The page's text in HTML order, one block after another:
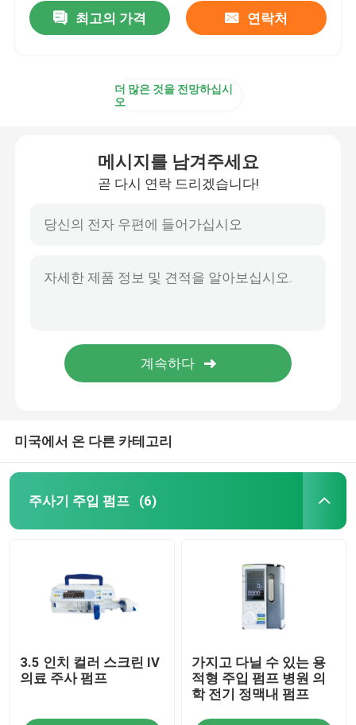
최고의 가격 연락처
더 많은 것을 전망하십시
오
메시지를 남겨주세요
곧 다시 연락 드리겠습니다!
미국에서 온 다른 카테고리
주사기 주입 펌프 (6)
3.5 인치 컬러 스크린 IV
의료 주사 펌프
가지고 다닐 수 있는 용
적형 주입 펌프 병원 의
학 전기 정맥내 펌프